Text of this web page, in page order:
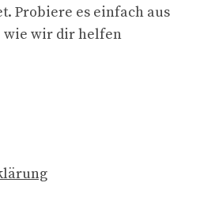
Probiere es einfach aus
wie wir dir helfen